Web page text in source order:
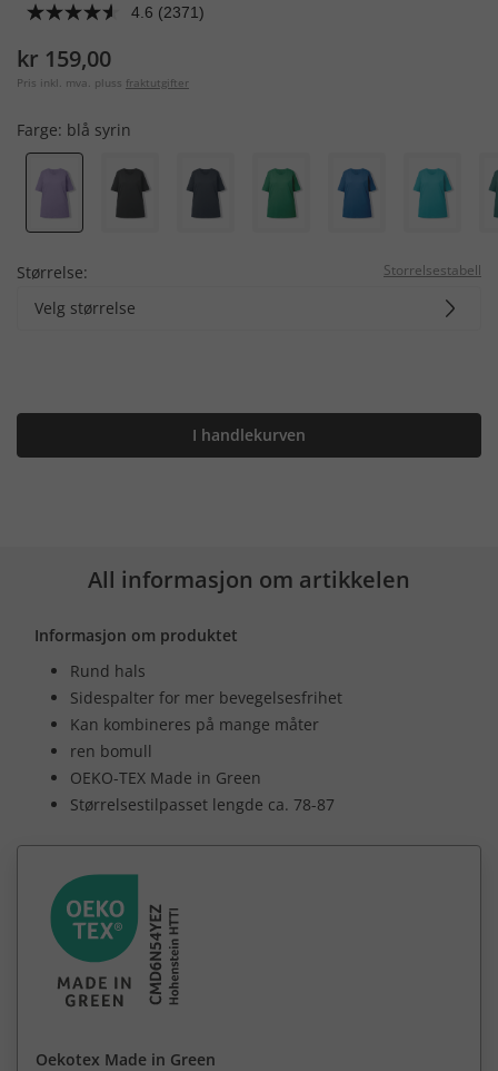
4.6 (2371)
kr 159,00
Pris inkl. mva. pluss fraktutgifter
Farge: blå syrin
Størrelse: Storrelsestabell
Velg størrelse
I handlekurven
All informasjon om artikkelen
Informasjon om produktet
Rund hals
Sidespalter for mer bevegelsesfrihet
Kan kombineres på mange måter
ren bomull
OEKO-TEX Made in Green
Størrelsestilpasset lengde ca. 78-87
Oekotex Made in Green